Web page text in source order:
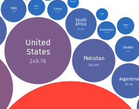
United
States
249.7K Pakistan
104.6K
Argentina
69.4K
South
Africa
54.6K
Canada
37K
Italy
37K
Turkey
23.3K
Kazakhstan
19.7K
Nepal
16.9K
Syria
16.8K
Libya
8.2K
Bahrain
7.3K